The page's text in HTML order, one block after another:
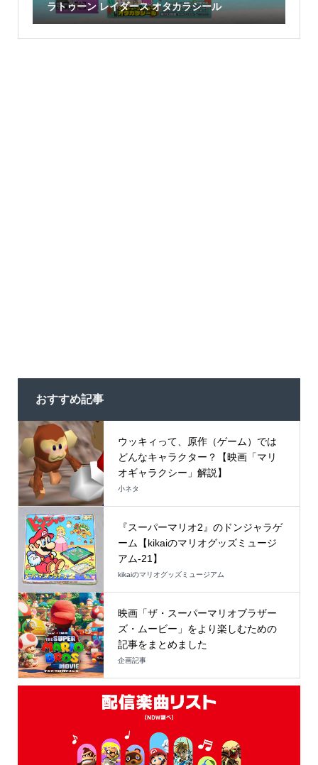
ラトゥーン レイダース オタカラシール
おすすめ記事
ウッキィって、原作（ゲーム）では
どんなキャラクター？【映画「マリ
オギャラクシー」解説】
小ネタ
『スーパーマリオ2』のドンジャラゲ
ーム【kikaiのマリオグッズミュージ
アム-21】
kikaiのマリオグッズミュージアム
映画「ザ・スーパーマリオブラザー
ズ・ムービー」をより楽しむための
記事をまとめました
企画記事